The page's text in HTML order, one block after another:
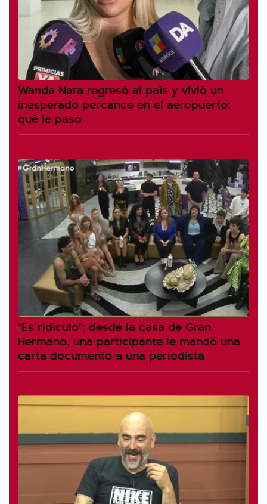
Wanda Nara regresó al país y vivió un
inesperado percance en el aeropuerto:
qué le pasó
"Es ridículo": desde la casa de Gran
Hermano, una participante le mandó una
carta documento a una periodista